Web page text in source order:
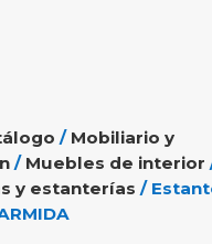
/ Mobiliario y
/ Muebles de interior
y estanterías /